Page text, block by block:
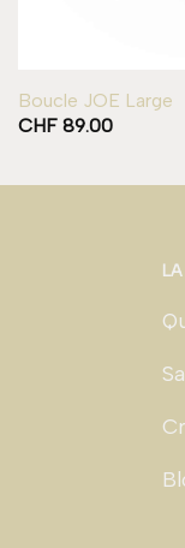
Boucle JOE Large
CHF 89.00